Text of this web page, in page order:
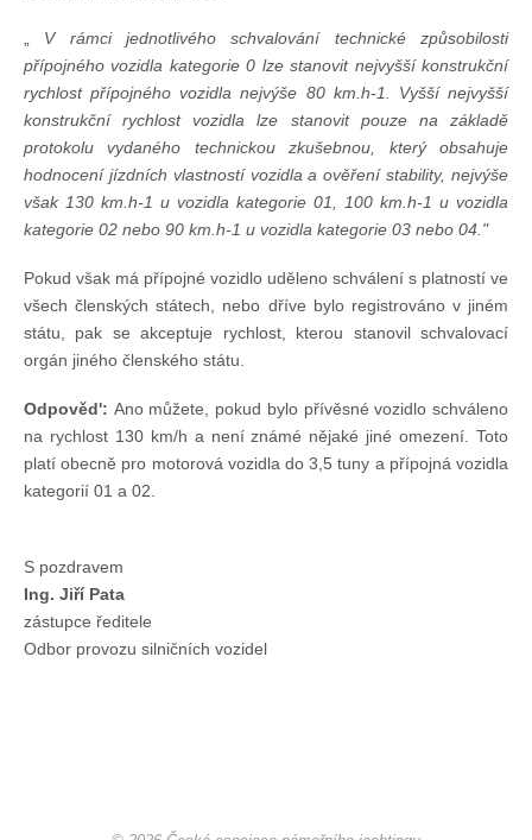
Bazar
Mé inzeráty
V rámci jednotlivého schvalování technické způsobilosti
přípojného vozidla kategorie 0 lzestanovit nejvyšší konstrukční
rychlost přípojného vozidla nejvýše 80 km.h-1. Vyšší nejvyšší
konstrukční rychlost vozidla lze stanovit pouze na základě
protokolu vydaného technickouzkušebnou, který obsahuje
hodnocení jízdních vlastností vozidla a ověření stability, nejvýše
však 130 km.h-1 u vozidla kategorie 01, 100 km.h-1 u vozidla
kategorie 02 nebo 90 km.h-1 u vozidla kategorie 03 nebo 04."
Pokud však má přípojné vozidlo uděleno schválení s platností ve
všech členských státech, nebo dříve bylo registrováno v jiném
státu, pak se akceptuje rychlost, kterou stanovil schvalovací
orgán jiného členského státu.
Odpověd': Ano můžete, pokud bylo přívěsné vozidlo schváleno
na rychlost 130 km/h a není známé nějaké jiné omezení. Toto
platí obecně pro motorová vozidla do 3,5 tuny a přípojná vozidla
kategorií 01 a 02.
S pozdravem
Ing. Jiří Pata
zástupce ředitele
Odbor provozu silničních vozidel